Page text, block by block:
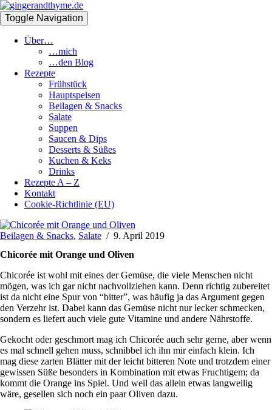
Toggle Navigation
Über…
…mich
…den Blog
Rezepte
Frühstück
Hauptspeisen
Beilagen & Snacks
Salate
Suppen
Saucen & Dips
Desserts & Süßes
Kuchen & Keks
Drinks
Rezepte A – Z
Kontakt
Cookie-Richtlinie (EU)
Beilagen & Snacks, Salate / 9. April 2019
Chicorée mit Orange und Oliven
Chicorée ist wohl mit eines der Gemüse, die viele Menschen nicht
mögen, was ich gar nicht nachvollziehen kann. Denn richtig zubereitet
ist da nicht eine Spur von “bitter”, was häufig ja das Argument gegen
den Verzehr ist. Dabei kann das Gemüse nicht nur lecker schmecken,
sondern es liefert auch viele gute Vitamine und andere Nährstoffe.
Gekocht oder geschmort mag ich Chicorée auch sehr gerne, aber wenn
es mal schnell gehen muss, schnibbel ich ihn mir einfach klein. Ich
mag diese zarten Blätter mit der leicht bitteren Note und trotzdem einer
gewissen Süße besonders in Kombination mit etwas Fruchtigem; da
kommt die Orange ins Spiel. Und weil das allein etwas langweilig
wäre, gesellen sich noch ein paar Oliven dazu.